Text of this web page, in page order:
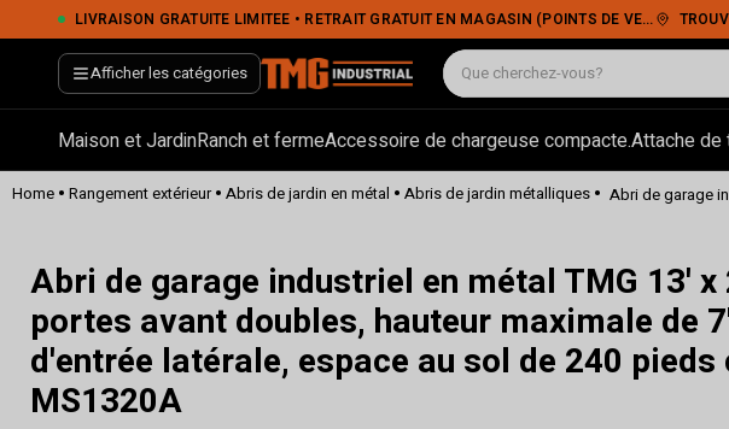
LIVRAISON GRATUITE LIMITÉE • RETRAIT GRATUIT EN MAGASIN (POINTS DE VENTE SÉLECTIONNÉS) • PAIEMENT SÉCURISÉ
Afficher les catégories
Maison et JardinRanch et fermeAccessoire de chargeuse compacte.Attache de
Home • Rangement extérieur • Abris de jardin en métal • Abris de jardin métalliques • Abri de garage
Abri de garage industriel en métal TMG 13' x
portes avant doubles, hauteur maximale de
d'entrée latérale, espace au sol de 240 pieds
MS1320A